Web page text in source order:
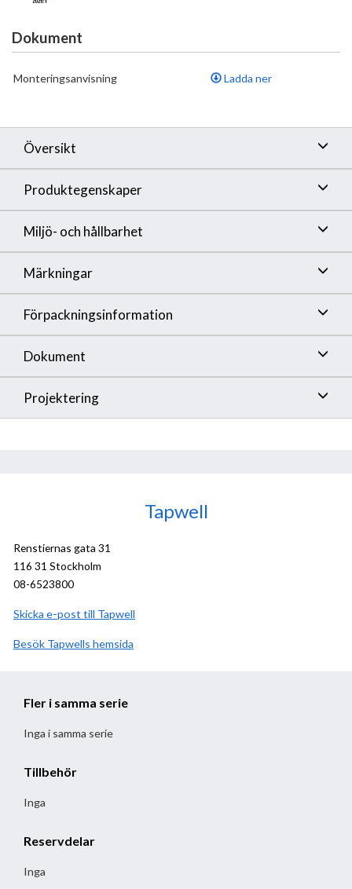
Dokument
Monteringsanvisning Ladda ner
Översikt
Produktegenskaper
Miljö- och hållbarhet
Märkningar
Förpackningsinformation
Dokument
Projektering
Tapwell
Renstiernas gata 31
116 31 Stockholm
08-6523800
Skicka e-post till Tapwell
Besök Tapwell hemsida
Fler i samma serie
Inga i samma serie
Tillbehör
Inga
Reservdelar
Inga